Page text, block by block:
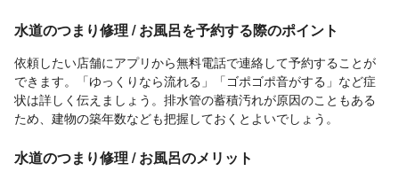
水道のつまり修理 / お風呂を予約する際のポイント
依頼したい店舗にアプリから無料電話で連絡して予約することが
できます。「ゆっくりなら流れる」「ゴポゴポ音がする」など症
状は詳しく伝えましょう。排水管の蓄積汚れが原因のこともある
ため、建物の築年数なども把握しておくとよいでしょう。
水道のつまり修理 / お風呂のメリット